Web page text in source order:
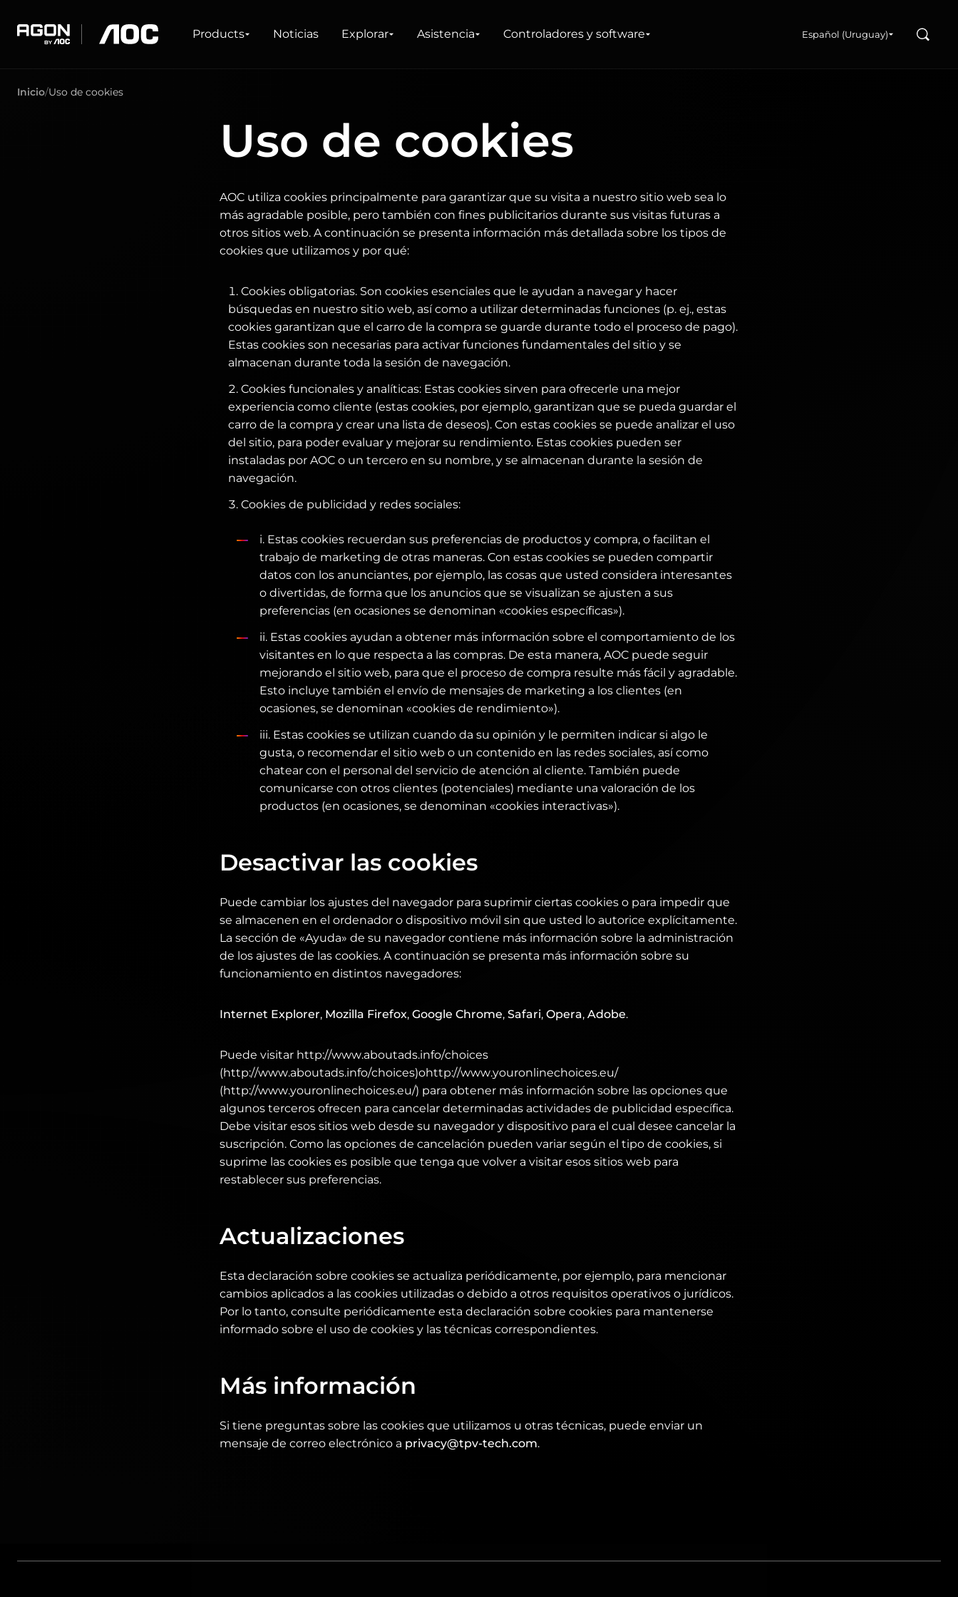
Products
Products Noticias Explorar
Explorar Asistencia
Asistencia Controladores y software
Controladores y software Español (Uruguay) Buscar
Inicio Uso de cookies
Uso de cookies
AOC utiliza cookies principalmente para garantizar que su visita a nuestro sitio web sea lo
más agradable posible, pero también con fines publicitarios durante sus visitas futuras a
otros sitios web. A continuación se presenta información más detallada sobre los tipos de
cookies que utilizamos y por qué:
Cookies obligatorias. Son cookies esenciales que le ayudan a navegar y hacer
búsquedas en nuestro sitio web, así como a utilizar determinadas funciones (p. ej., estas
cookies garantizan que el carro de la compra se guarde durante todo el proceso de pago).
Estas cookies son necesarias para activar funciones fundamentales del sitio y se
almacenan durante toda la sesión de navegación.
Cookies funcionales y analíticas: Estas cookies sirven para ofrecerle una mejor
experiencia como cliente (estas cookies, por ejemplo, garantizan que se pueda guardar el
carro de la compra y crear una lista de deseos). Con estas cookies se puede analizar el uso
del sitio, para poder evaluar y mejorar su rendimiento. Estas cookies pueden ser
instaladas por AOC o un tercero en su nombre, y se almacenan durante la sesión de
navegación.
Cookies de publicidad y redes sociales:
i. Estas cookies recuerdan sus preferencias de productos y compra, o facilitan el
trabajo de marketing de otras maneras. Con estas cookies se pueden compartir
datos con los anunciantes, por ejemplo, las cosas que usted considera interesantes
o divertidas, de forma que los anuncios que se visualizan se ajusten a sus
preferencias (en ocasiones se denominan «cookies específicas»).
ii. Estas cookies ayudan a obtener más información sobre el comportamiento de los
visitantes en lo que respecta a las compras. De esta manera, AOC puede seguir
mejorando el sitio web, para que el proceso de compra resulte más fácil y agradable.
Esto incluye también el envío de mensajes de marketing a los clientes (en
ocasiones, se denominan «cookies de rendimiento»).
iii. Estas cookies se utilizan cuando da su opinión y le permiten indicar si algo le
gusta, o recomendar el sitio web o un contenido en las redes sociales, así como
chatear con el personal del servicio de atención al cliente. También puede
comunicarse con otros clientes (potenciales) mediante una valoración de los
productos (en ocasiones, se denominan «cookies interactivas»).
Desactivar las cookies
Puede cambiar los ajustes del navegador para suprimir ciertas cookies o para impedir que
se almacenen en el ordenador o dispositivo móvil sin que usted lo autorice explícitamente.
La sección de «Ayuda» de su navegador contiene más información sobre la administración
de los ajustes de las cookies. A continuación se presenta más información sobre su
funcionamiento en distintos navegadores:
Internet Explorer, Mozilla Firefox, Google Chrome, Safari, Opera, Adobe.
Puede visitar http://www.aboutads.info/choices
(http://www.aboutads.info/choices)ohttp://www.youronlinechoices.eu/
(http://www.youronlinechoices.eu/) para obtener más información sobre las opciones que
algunos terceros ofrecen para cancelar determinadas actividades de publicidad específica.
Debe visitar esos sitios web desde su navegador y dispositivo para el cual desee cancelar la
suscripción. Como las opciones de cancelación pueden variar según el tipo de cookies, si
suprime las cookies es posible que tenga que volver a visitar esos sitios web para
restablecer sus preferencias.
Actualizaciones
Esta declaración sobre cookies se actualiza periódicamente, por ejemplo, para mencionar
cambios aplicados a las cookies utilizadas o debido a otros requisitos operativos o jurídicos.
Por lo tanto, consulte periódicamente esta declaración sobre cookies para mantenerse
informado sobre el uso de cookies y las técnicas correspondientes.
Más información
Si tiene preguntas sobre las cookies que utilizamos u otras técnicas, puede enviar un
mensaje de correo electrónico a privacy@tpv-tech.com.